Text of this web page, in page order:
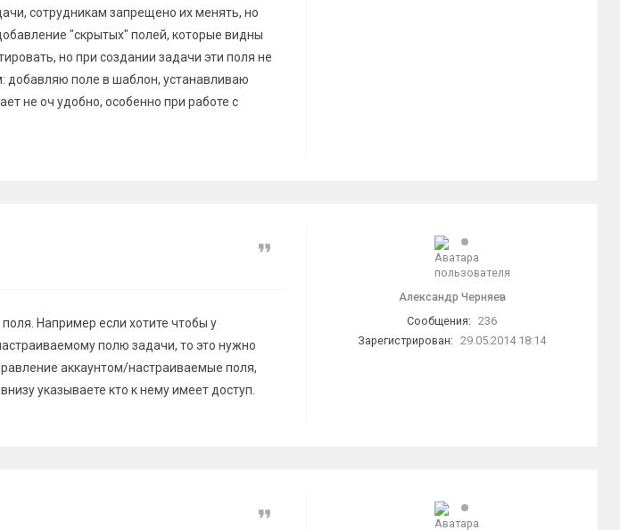
сотрудникам запрещено их менять, но
"скрытых" полей, которые видны
но при создании задачи эти поля не
добавляю поле в шаблон, устанавливаю
не оч удобно, особенно при работе с
Александр Черняев
Сообщения: 236
Зарегистрирован: 29.05.2014 18:14
Цитата
Например если хотите чтобы у
полю задачи, то это нужно
аккаунтом/настраиваемые поля,
указываете кто к нему имеет доступ.
Цитата